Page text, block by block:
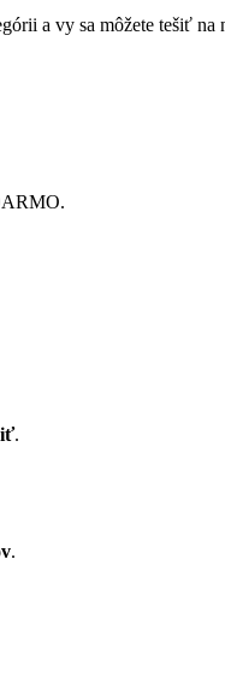
a vy sa môžete tešiť
.
.